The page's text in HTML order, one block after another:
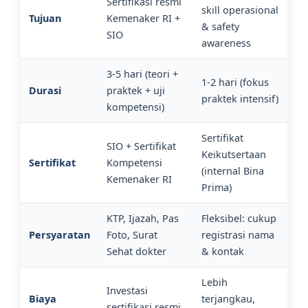
Tujuan
Kemenaker RI +
SIO
skill operasional
& safety
awareness
Durasi
3-5 hari (teori +
praktek + uji
kompetensi)
1-2 hari (fokus
praktek intensif)
Sertifikat
SIO + Sertifikat
Kompetensi
Kemenaker RI
Sertifikat
Keikutsertaan
(internal Bina
Prima)
Persyaratan
KTP, Ijazah, Pas
Foto, Surat
Sehat dokter
Fleksibel: cukup
registrasi nama
& kontak
Biaya
Investasi
Lebih
terjangkau,